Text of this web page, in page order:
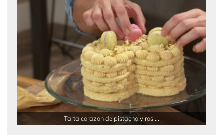
Tarta corazón de pistacho y ros ...